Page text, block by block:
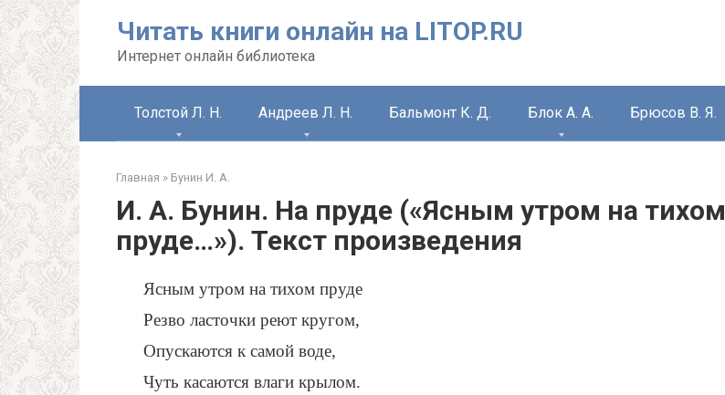
Читать книги онлайн на LITOP.RU
Интернет онлайн библиотека
Толстой Л. Н. Андреев Л. Н. Бальмонт К. Д. Блок А. А. Брюсов В. Я.
Главная » Бунин И. А.
И. А. Бунин. На пруде («Ясным утром на тихом
пруде…»). Текст произведения
Ясным утром на тихом пруде
Резво ласточки реют кругом,
Опускаются к самой воде,
Чуть касаются влаги крылом.